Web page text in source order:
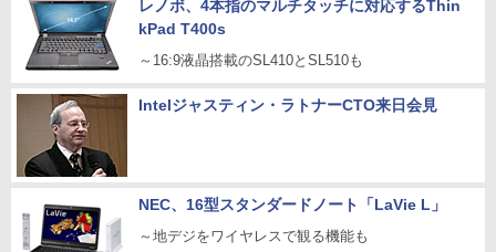
レノボ、4本指のマルチタッチに対応するThin
kPad T400s
～16:9液晶搭載のSL410とSL510も
Intelジャスティン・ラトナーCTO来日会見
NEC、16型スタンダードノート「LaVie L」
～地デジをワイヤレスで観る機能も